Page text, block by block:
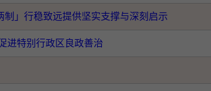
制」行稳致远提供坚实支撑与深刻启示
进特别行政区良政善治